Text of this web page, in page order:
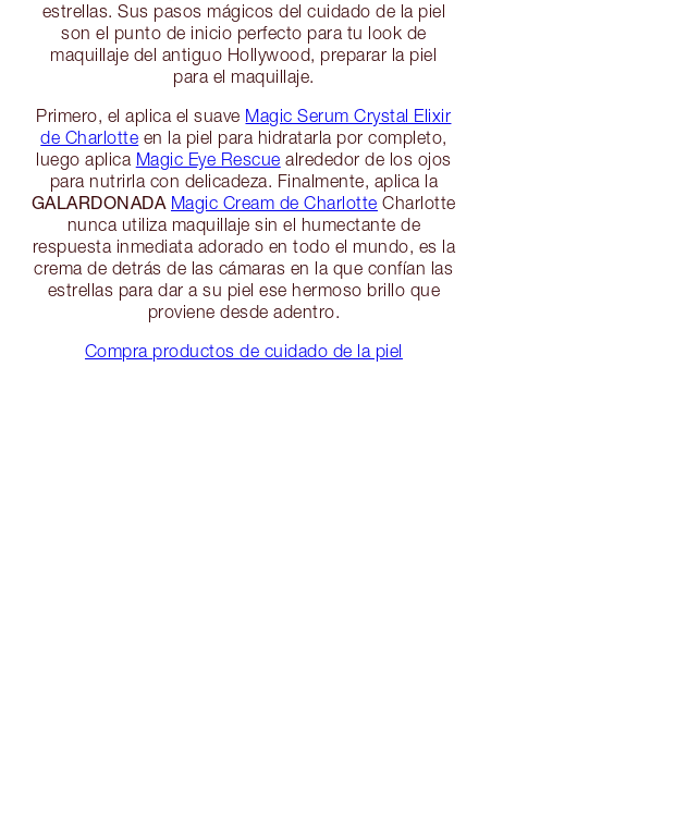
estrellas. Sus pasos mágicos del cuidado de la piel
son el punto de inicio perfecto para tu look de
maquillaje del antiguo Hollywood, preparar la piel
para el maquillaje.
Primero, el aplica el suave Magic Serum Crystal Elixir
de Charlotte en la piel para hidratarla por completo,
luego aplica Magic Eye Rescue alrededor de los ojos
para nutrirla con delicadeza. Finalmente, aplica la
GALARDONADA Magic Cream de Charlotte Charlotte
nunca utiliza maquillaje sin el humectante de
respuesta inmediata adorado en todo el mundo, es la
crema de detrás de las cámaras en la que confían las
estrellas para dar a su piel ese hermoso brillo que
proviene desde adentro.
Compra productos de cuidado de la piel